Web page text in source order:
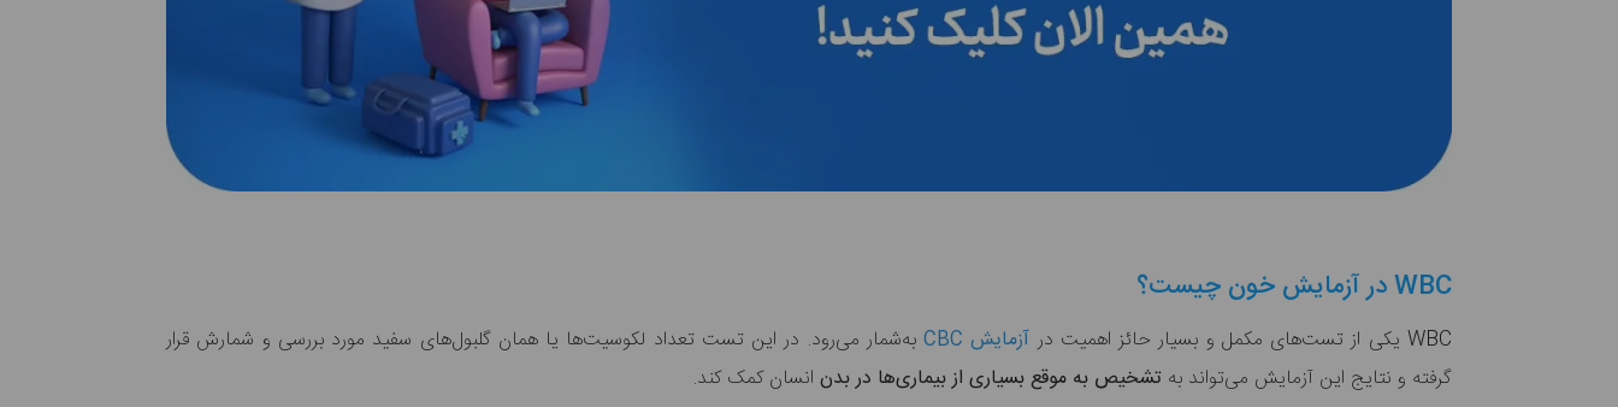
WBC در آزمایش خون چیست؟
WBC یکی از تست‌های مکمل و بسیار حائز اهمیت در آزمایش CBC
به‌شمار می‌رود. در این تست تعداد لکوسیت‌ها یا همان گلبول‌های سفید مورد بررسی و شمارش قرار
گرفته و نتایج این آزمایش می‌تواند به تشخیص به موقع بسیاری از بیمار‌ی‌ها در بدن انسان کمک کند.